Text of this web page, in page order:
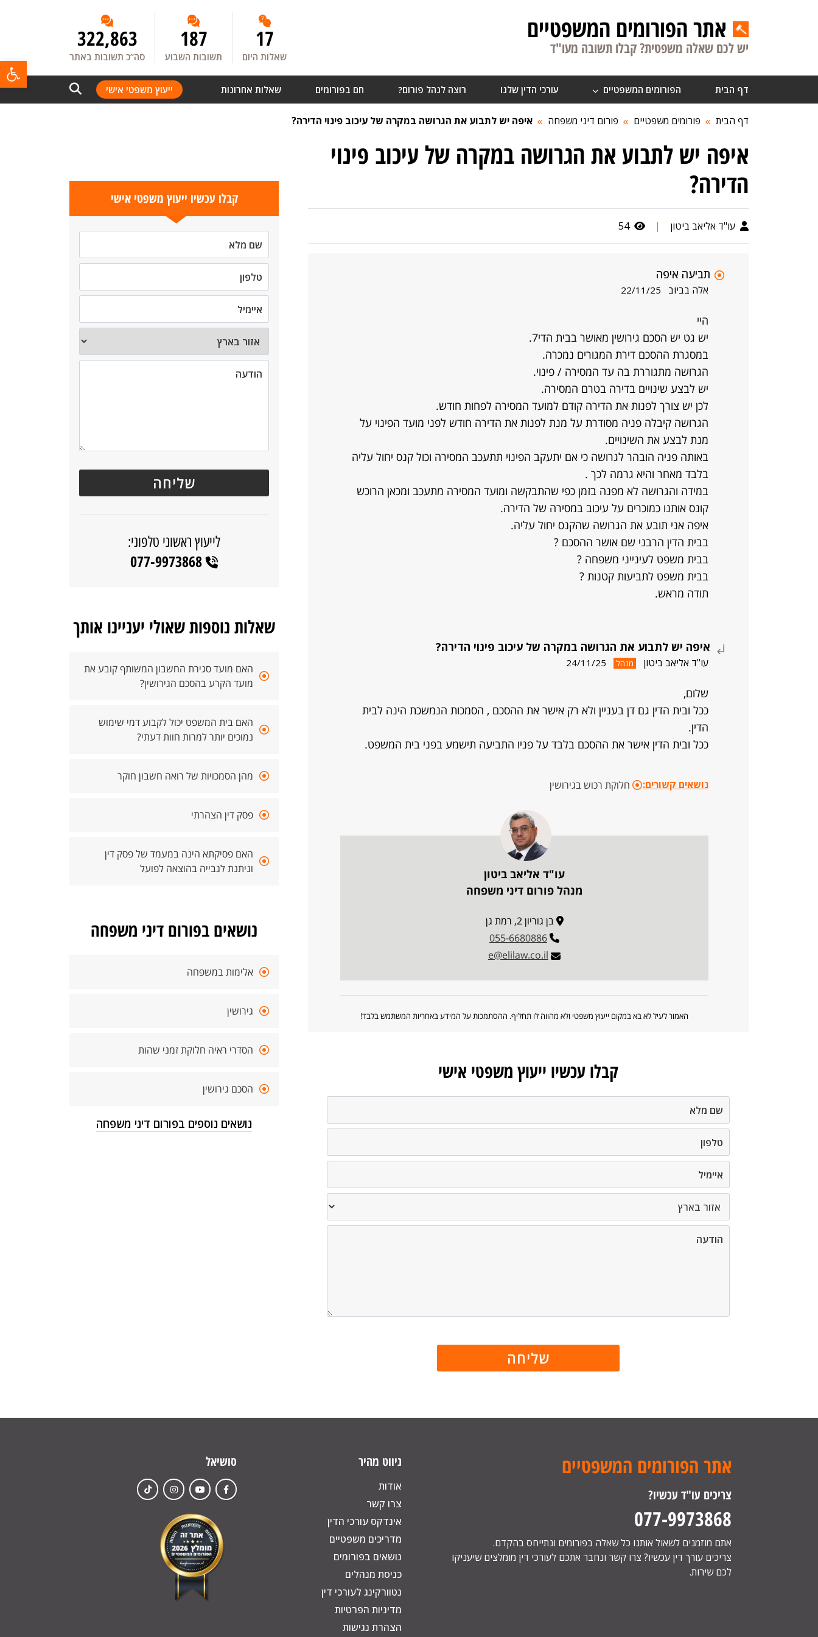
אתר הפורומים המשפטיים
יש לכם שאלה משפטית? קבלו תשובה מעו"ד 17
שאלות היום
187
תשובות השבוע
322,863
סה”כ תשובות באתר
דף הבית הפורומים המשפטיים עורכי הדין שלנו רוצה לנהל פורום? חם בפורומים שאלות אחרונות ייעוץ משפטי אישי
דף הבית פורומים משפטיים פורום דיני משפחה איפה יש לתבוע את הגרושה במקרה של עיכוב פינוי הדירה?
איפה יש לתבוע את הגרושה במקרה של עיכוב פינוי
הדירה?
עו"ד אליאב ביטון |
54
תביעה איפה
אלה בביוב 22/11/25
היי
יש גט יש הסכם גירושין מאושר בבית הדי7.
במסגרת ההסכם דירת המגורים נמכרה.
הגרושה מתגוררת בה עד המסירה / פינוי.
יש לבצע שינויים בדירה בטרם המסירה.
לכן יש צורך לפנות את הדירה קודם למועד המסירה לפחות חודש.
הגרושה קיבלה פניה מסודרת על מנת לפנות את הדירה חודש לפני מועד הפינוי על
מנת לבצע את השינויים.
באותה פניה הובהר לגרושה כי אם יתעקב הפינוי תתעכב המסירה וכול קנס יחול עליה
בלבד מאחר והיא גרמה לכך .
במידה והגרושה לא מפנה בזמן כפי שהתבקשה ומועד המסירה מתעכב ומכאן הרוכש
קונס אותנו כמוכרים על עיכוב במסירה של הדירה.
איפה אני תובע את הגרושה שהקנס יחול עליה.
בבית הדין הרבני שם אושר ההסכם ?
בבית משפט לעינייני משפחה ?
בבית משפט לתביעות קטנות ?
תודה מראש.
איפה יש לתבוע את הגרושה במקרה של עיכוב פינוי הדירה?
עו"ד אליאב ביטון מנהל 24/11/25
שלום,
ככל ובית הדין גם דן בעניין ולא רק אישר את ההסכם , הסמכות הנמשכת הינה לבית
הדין.
ככל ובית הדין אישר את ההסכם בלבד על פניו התביעה תישמע בפני בית המשפט.
נושאים קשורים: חלוקת רכוש בגירושין
עו"ד אליאב ביטון
מנהל פורום דיני משפחה
בן גוריון 2, רמת גן
055-6680886
e@elilaw.co.il
האמור לעיל לא בא במקום ייעוץ משפטי ולא מהווה לו תחליף. ההסתמכות על המידע באחריות המשתמש בלבד!
קבלו עכשיו ייעוץ משפטי אישי
קבלו עכשיו ייעוץ משפטי אישי
לייעוץ ראשוני טלפוני:
077-9973868
שאלות נוספות שאולי יעניינו אותך
האם מועד סגירת החשבון המשותף קובע את
מועד הקרע בהסכם הגירושין?
האם בית המשפט יכול לקבוע דמי שימוש
נמוכים יותר למרות חוות דעתי?
מהן הסמכויות של רואה חשבון חוקר
פסק דין הצהרתי
האם פסיקתא הינה במעמד של פסק דין
וניתנת לגבייה בהוצאה לפועל
נושאים בפורום דיני משפחה
אלימות במשפחה
גירושין
הסדרי ראיה חלוקת זמני שהות
הסכם גירושין
נושאים נוספים בפורום דיני משפחה
אתר הפורומים המשפטיים
צריכים עו"ד עכשיו?
077-9973868
אתם מוזמנים לשאול אותנו כל שאלה בפורומים ונתייחס בהקדם.
צריכים עורך דין עכשיו? צרו קשר ונחבר אתכם לעורכי דין מומלצים שיעניקו
לכם שירות.
ניווט מהיר
אודות
צרו קשר
אינדקס עורכי הדין
מדריכים משפטיים
נושאים בפורומים
כניסת מנהלים
נטוורקינג לעורכי דין
מדיניות הפרטיות
הצהרת נגישות
סושיאל